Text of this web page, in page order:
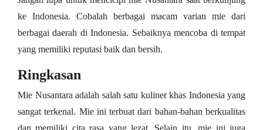
ke Indonesia. Cobalah berbagai macam varian mie dari
berbagai daerah di Indonesia. Sebaiknya mencoba di tempat
yang memiliki reputasi baik dan bersih.
Ringkasan
Mie Nusantara adalah salah satu kuliner khas Indonesia yang
sangat terkenal. Mie ini terbuat dari bahan-bahan berkualitas
dan memiliki cita rasa yang lezat. Selain itu, mie ini juga